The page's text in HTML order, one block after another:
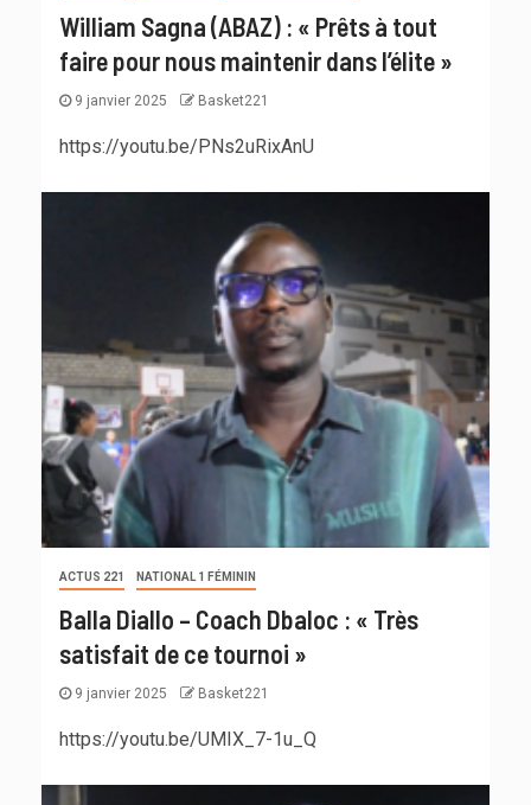
William Sagna (ABAZ) : « Prêts à tout
faire pour nous maintenir dans l’élite »
9 janvier 2025 Basket221
https://youtu.be/PNs2uRixAnU
ACTUS 221 NATIONAL 1 FÉMININ
Balla Diallo – Coach Dbaloc : « Très
satisfait de ce tournoi »
9 janvier 2025 Basket221
https://youtu.be/UMIX_7-1u_Q